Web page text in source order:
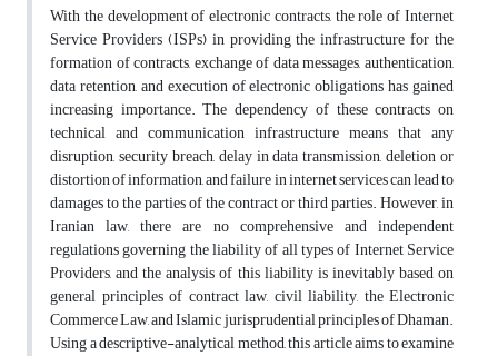
With the development of electronic contracts, the role of Internet
Service Providers (ISPs) in providing the infrastructure for the
formation of contracts, exchange of data messages, authentication,
data retention, and execution of electronic obligations has gained
increasing importance. The dependency of these contracts on
technical and communication infrastructure means that any
disruption, security breach, delay in data transmission, deletion or
distortion of information, and failure in internet services can lead to
damages to the parties of the contract or third parties. However, in
Iranian law, there are no comprehensive and independent
regulations governing the liability of all types of Internet Service
Providers, and the analysis of this liability is inevitably based on
general principles of contract law, civil liability, the Electronic
Commerce Law, and Islamic jurisprudential principles of Dhaman.
Using a descriptive-analytical method, this article aims to examine